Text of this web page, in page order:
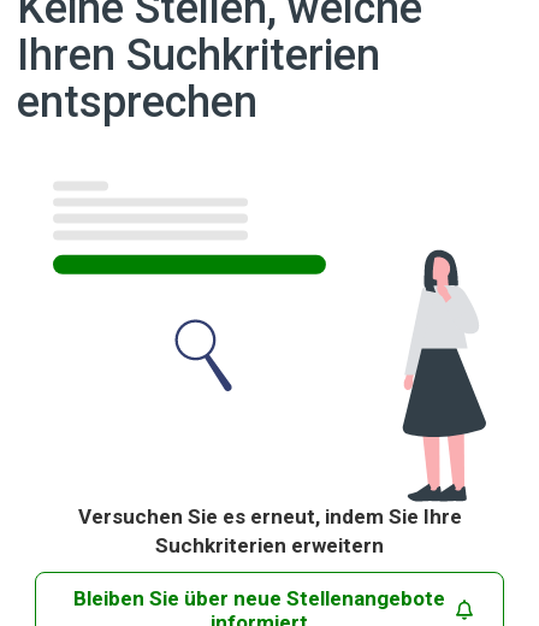
Ihren Suchkriterien
entsprechen
Ergebnisse
Versuchen Sie es erneut, indem Sie Ihre
Suchkriterien erweitern
Bleiben Sie über neue Stellenangebote